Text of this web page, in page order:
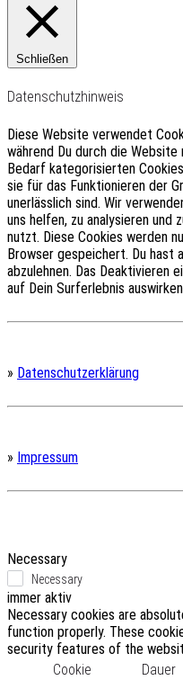
Schließen
Datenschutzhinweis
Diese Website verwendet
während Du durch die Website
Bedarf kategorisierten
sie für das Funktionieren der
unerlässlich sind. Wir
uns helfen, zu analysieren und
nutzt. Diese Cookies werden
Browser gespeichert. Du hast
abzulehnen. Das Deaktivieren
auf Dein Surferlebnis
» Datenschutzerklärung
» Impressum
Necessary
Necessary
immer aktiv
Necessary cookies are
function properly. These
security features of the
Cookie
Dauer